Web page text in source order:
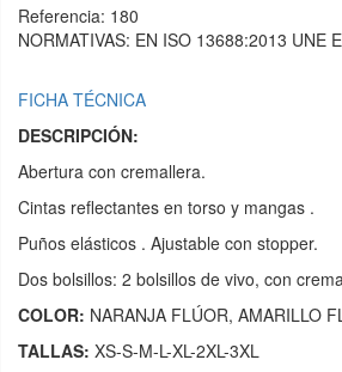
Referencia: 180
NORMATIVAS: EN ISO 13688:2013 UNE
FICHA TÉCNICA
DESCRIPCIÓN:
Abertura con cremallera.
Cintas reflectantes en torso y mangas .
Puños elásticos . Ajustable con stopper.
Dos bolsillos: 2 bolsillos de vivo, con
COLOR: NARANJA FLÚOR, AMARILLO
TALLAS: XS-S-M-L-XL-2XL-3XL